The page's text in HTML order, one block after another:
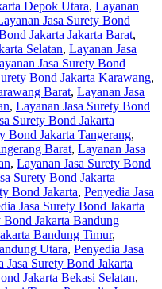
Depok Utara, Layanan
Jasa Surety Bond
Jakarta Jakarta Barat,
Selatan, Layanan Jasa
Jasa Surety Bond
Bond Jakarta Karawang,
Barat, Layanan Jasa
, Layanan Jasa Surety Bond
Surety Bond Jakarta
Bond Jakarta Tangerang,
Barat, Layanan Jasa
, Layanan Jasa Surety Bond
Surety Bond Jakarta
Bond Jakarta, Penyedia Jasa
Jasa Surety Bond Jakarta
Bond Jakarta Bandung
Bandung Timur,
Utara, Penyedia Jasa
Jasa Surety Bond Jakarta
Jakarta Bekasi Selatan,